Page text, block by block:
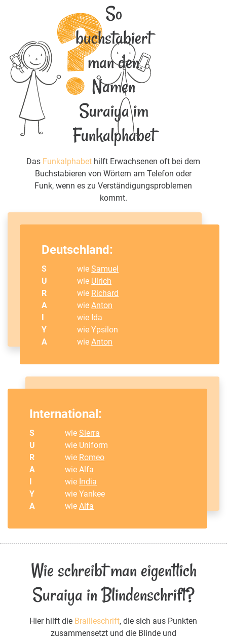
So
buchstabiert
man den
Namen
Suraiya im
Funkalphabet
Das Funkalphabet hilft Erwachsenen oft bei dem
Buchstabieren von Wörtern am Telefon oder
Funk, wenn es zu Verständigungsproblemen
kommt.
Deutschland:
S wieSamuel
U
wie Ulrich
R
wie Richard
A
wieAnton
I
wie Ida
Y
wie Ypsilon
A
wieAnton
International:
S wieSierra
U
wie Uniform
R
wie Romeo
A
wieAlfa
I
wie India
Y
wie Yankee
A
wieAlfa
Wie schreibt man eigentlich
Suraiya in Blindenschrift?
Hier hilft die Brailleschrift, die sich aus Punkten
zusammensetzt und die Blinde und